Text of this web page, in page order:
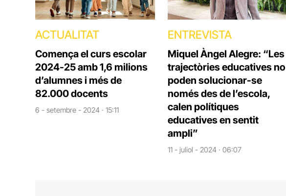
ACTUALITAT
Comença el curs escolar
2024-25 amb 1,6 milions
d’alumnes i més de
82.000 docents
6 - setembre - 2024 · 15:11
ENTREVISTA
Miquel Àngel Alegre: “Les
trajectòries educatives no
poden solucionar-se
només des de l’escola,
calen polítiques
educatives en sentit
ampli”
11 - juliol - 2024 · 06:07